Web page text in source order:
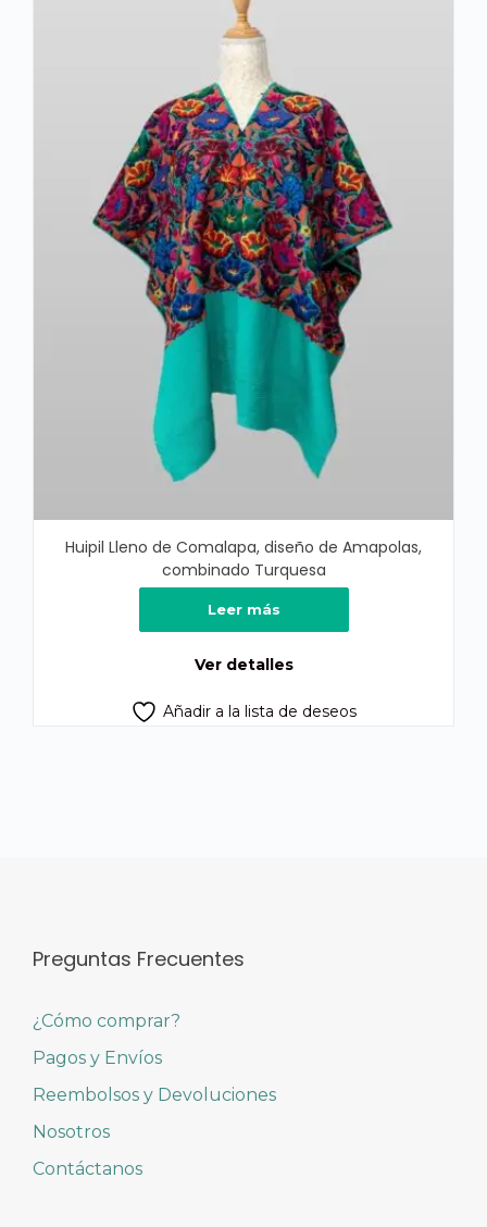
Huipil Lleno de Comalapa, diseño de Amapolas,
combinado Turquesa
Leer más
Ver detalles
Añadir a la lista de deseos
Preguntas Frecuentes
¿Cómo comprar?
Pagos y Envíos
Reembolsos y Devoluciones
Nosotros
Contáctanos